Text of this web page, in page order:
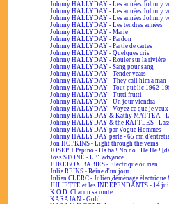
Johnny HALLYDAY - Les années Johnny
Johnny HALLYDAY - Les années Johnny
Johnny HALLYDAY - Les années Johnny
Johnny HALLYDAY - Les tendres années
Johnny HALLYDAY - Marie
Johnny HALLYDAY - Pardon
Johnny HALLYDAY - Partie de cartes
Johnny HALLYDAY - Quelques cris
Johnny HALLYDAY - Rouler sur la rivière
Johnny HALLYDAY - Sang pour sang
Johnny HALLYDAY - Tender years
Johnny HALLYDAY - They call him a man
Johnny HALLYDAY - Tout public 1962-
Johnny HALLYDAY - Tutti frutti
Johnny HALLYDAY - Un jour viendra
Johnny HALLYDAY - Voyez ce que je
Johnny HALLYDAY & Kathy MATTEA -
Johnny HALLYDAY & the RATTLES -
Johnny HALLYDAY par Vogue Hommes
Johnny HALLYDAY parle - 65 mn
Jon HOPKINS - Light through the veins
JOSEPH Pepino - Ha ha ! No no ! He He !
Joss STONE - LP1 advance
JUKEBOX BABIES - Électrique ou rien
Julie REINS - Reine d'un jour
Julien CLERC - Julien déménage électrique
JULIETTE et les INDÉPENDANTS - 14
K.O.D. Chacun sa route
KARAJAN - Gold